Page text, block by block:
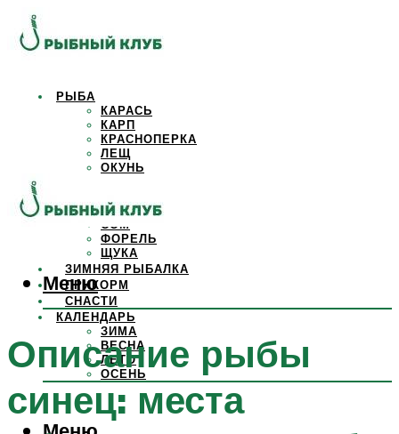
РЫБА
КАРАСЬ
КАРП
КРАСНОПЕРКА
ЛЕЩ
ОКУНЬ
САЗАН
СОМ
ФОРЕЛЬ
ЩУКА
ЗИМНЯЯ РЫБАЛКА
ПРИКОРМ
СНАСТИ
КАЛЕНДАРЬ
ЗИМА
ВЕСНА
ЛЕТО
ОСЕНЬ
Меню
Описание рыбы
синец: места